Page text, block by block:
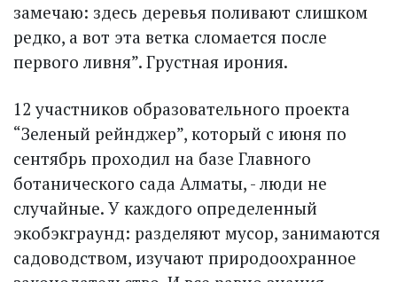
замечаю: здесь деревья поливают слишком
редко, а вот эта ветка сломается после
первого ливня”. Грустная ирония.
12 участников образовательного проекта
“Зеленый рейнджер”, который с июня по
сентябрь проходил на базе Главного
ботанического сада Алматы, - люди не
случайные. У каждого определенный
экобэкграунд: разделяют мусор, занимаются
садоводством, изучают природоохранное